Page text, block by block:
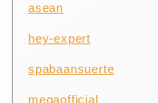
asean
hey-expert
spabaansuerte
megaofficial